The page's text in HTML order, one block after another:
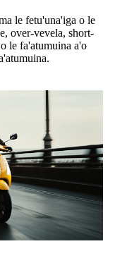
le fetu'una'iga o le
over-vevela, short-
le fa'atumuina a'o